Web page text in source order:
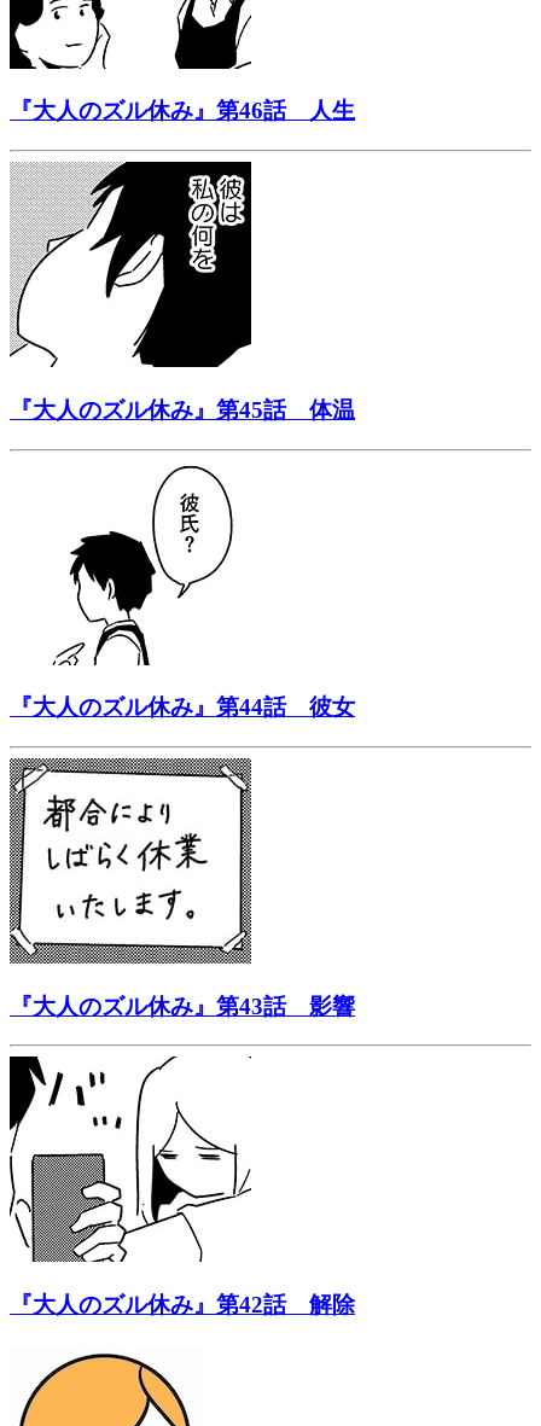
『大人のズル休み』第46話 人生
『大人のズル休み』第45話 体温
『大人のズル休み』第44話 彼女
『大人のズル休み』第43話 影響
『大人のズル休み』第42話 解除